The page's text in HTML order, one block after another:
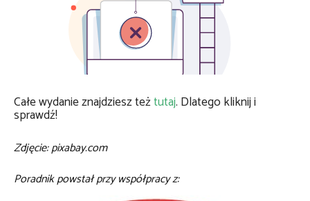
Całe wydanie znajdziesz teżtutaj. Dlatego kliknij i
sprawdź!
Zdjęcie: pixabay.com
Poradnik powstał przy współpracy z: